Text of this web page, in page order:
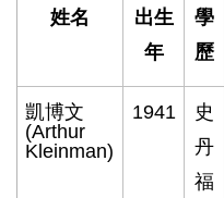
姓名
出生
年
學
歷
凱博文
(Arthur
Kleinman)
1941
史
丹
福